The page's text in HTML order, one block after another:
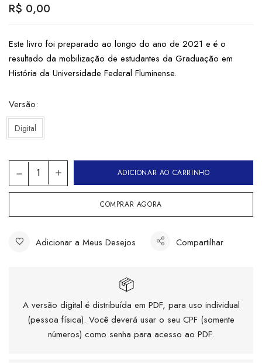
R$ 0,00
Este livro foi preparado ao longo do ano de 2021 e é o
resultado da mobilização de estudantes da Graduação em
História da Universidade Federal Fluminense.
Versão
Digital
ADICIONAR AO CARRINHO
COMPRAR AGORA
Adicionar a Meus Desejos Compartilhar
A versão digital é distribuída em PDF, para uso individual
(pessoa física). Você deverá usar o seu CPF (somente
números) como senha para acesso ao PDF.